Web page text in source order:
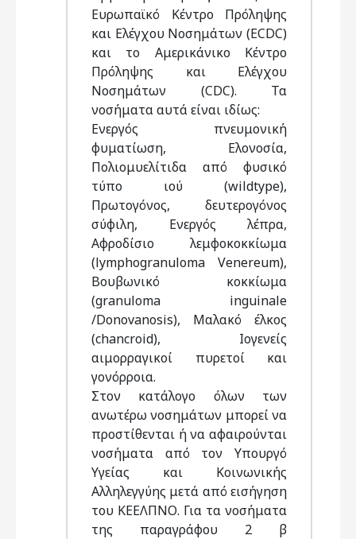
Ευρωπαϊκό Κέντρο Πρόληψης
και Ελέγχου Νοσημάτων (ECDC)
και το Αμερικάνικο Κέντρο
Πρόληψης και Ελέγχου
Νοσημάτων (CDC). Τα
νοσήματα αυτά είναι ιδίως:
Ενεργός πνευμονική
φυματίωση, Ελονοσία,
Πολιομυελίτιδα από φυσικό
τύπο ιού (wildtype),
Πρωτογόνος, δευτερογόνος
σύφιλη, Ενεργός λέπρα,
Αφροδίσιο λεμφοκοκκίωμα
(lymphogranuloma Venereum),
Βουβωνικό κοκκίωμα
(granuloma inguinale
/Donovanosis), Μαλακό έλκος
(chancroid), Ιογενείς
αιμορραγικοί πυρετοί και
γονόρροια.
Στον κατάλογο όλων των
ανωτέρω νοσημάτων μπορεί να
προστίθενται ή να αφαιρούνται
νοσήματα από τον Υπουργό
Υγείας και Κοινωνικής
Αλληλεγγύης μετά από εισήγηση
του ΚΕΕΛΠΝΟ. Για τα νοσήματα
της παραγράφου 2 β